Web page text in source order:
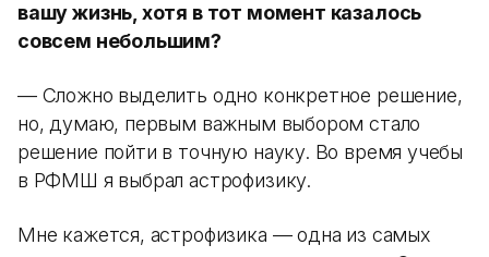
вашу жизнь, хотя в тот момент казалось
совсем небольшим?
— Сложно выделить одно конкретное решение,
но, думаю, первым важным выбором стало
решение пойти в точную науку. Во время учебы
в РФМШ я выбрал астрофизику.
Мне кажется, астрофизика — одна из самых